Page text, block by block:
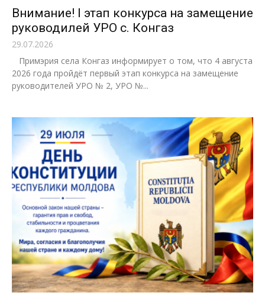
Внимание! I этап конкурса на замещение
руководилей УРО с. Конгаз
29.07.2026
Примэрия села Конгаз информирует о том, что 4 августа
2026 года пройдёт первый этап конкурса на замещение
руководителей УРО № 2, УРО №...